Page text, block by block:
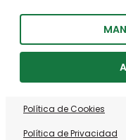
Política de Cookies
Política de Privacidad